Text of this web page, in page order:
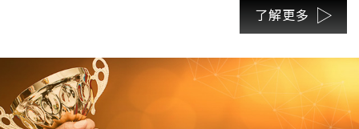
了解更多